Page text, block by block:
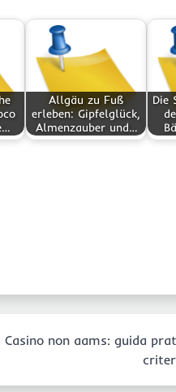
Allgäu zu Fuß
erleben: Gipfelglück,
Almenzauber und…
Die
Casino non aams: guida